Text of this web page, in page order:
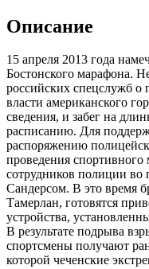
Описание
15 апреля 2013 года
Бостонского марафона.
российских спецслужб о
власти американского
сведения, и забег на
расписанию. Для
распоряжению
проведения
сотрудников полиции во
Сандерсом. В это время
Тамерлан, готовятся
устройства,
В результате подрыва
спортсмены получают
которой чеченские